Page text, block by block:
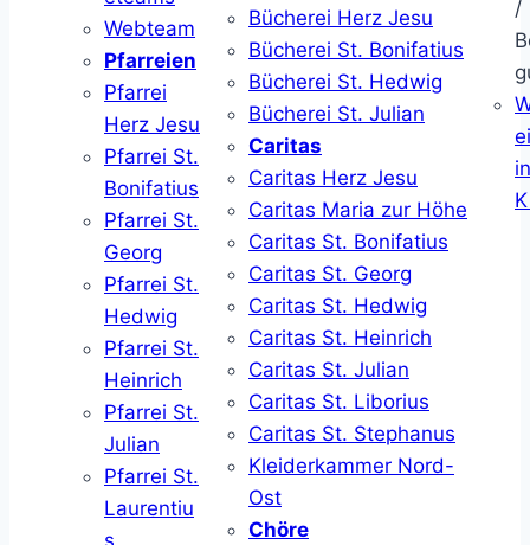
Webteam
Pfarreien
Pfarrei
Herz Jesu
Pfarrei St.
Bonifatius
Pfarrei St.
Georg
Pfarrei St.
Hedwig
Pfarrei St.
Heinrich
Pfarrei St.
Julian
Pfarrei St.
Laurentiu
s
Bücherei Herz Jesu
Bücherei St. Bonifatius
Bücherei St. Hedwig
Bücherei St. Julian
Caritas
Caritas Herz Jesu
Caritas Maria zur Höhe
Caritas St. Bonifatius
Caritas St. Georg
Caritas St. Hedwig
Caritas St. Heinrich
Caritas St. Julian
Caritas St. Liborius
Caritas St. Stephanus
Kleiderkammer Nord-
Ost
Chöre
/